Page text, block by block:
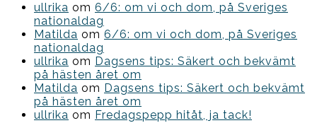
ullrika om 6/6: om vi och dom, på Sveriges
nationaldag
Matilda om 6/6: om vi och dom, på Sveriges
nationaldag
ullrika om Dagsens tips: Säkert och bekvämt
på hästen året om
Matilda om Dagsens tips: Säkert och bekvämt
på hästen året om
ullrika om Fredagspepp hitåt, ja tack!